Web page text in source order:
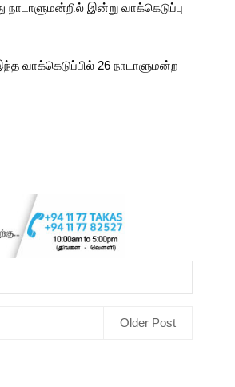
இன்று வாக்கெடுப்பு
வாக்கெடுப்பில் 26 நாடாளுமன்ற
Older Post